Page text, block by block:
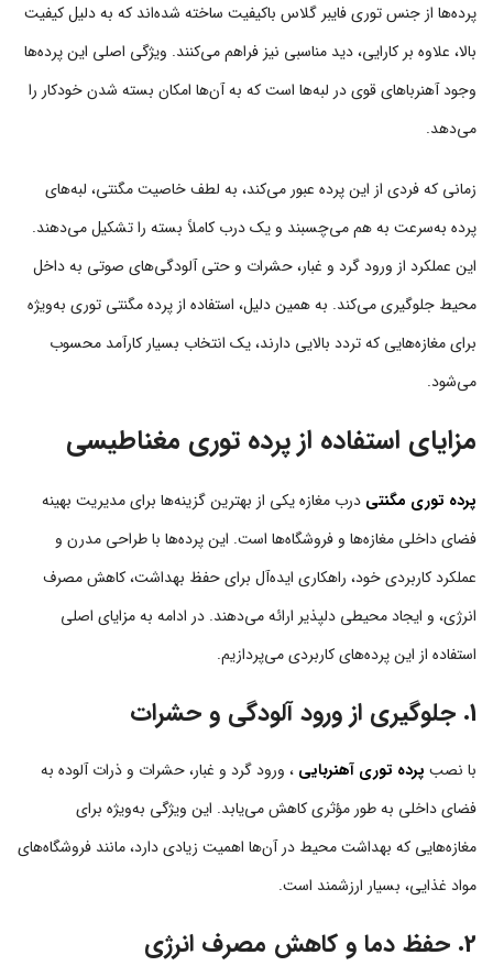
پرده‌ها از جنس توری فایبر گلاس باکیفیت ساخته شده‌اند که به دلیل کیفیت
بالا، علاوه بر کارایی، دید مناسبی نیز فراهم می‌کنند. ویژگی اصلی این پرده‌ها
وجود آهنرباهای قوی در لبه‌ها است که به آن‌ها امکان بسته شدن خودکار را
می‌دهد.
زمانی که فردی از این پرده عبور می‌کند، به لطف خاصیت مگنتی، لبه‌های
پرده به‌سرعت به هم می‌چسبند و یک درب کاملاً بسته را تشکیل می‌دهند.
این عملکرد از ورود گرد و غبار، حشرات و حتی آلودگی‌های صوتی به داخل
محیط جلوگیری می‌کند. به همین دلیل، استفاده از پرده مگنتی توری به‌ویژه
برای مغازه‌هایی که تردد بالایی دارند، یک انتخاب بسیار کارآمد محسوب
می‌شود.
مزایای استفاده از پرده توری مغناطیسی
پرده توری مگنتی درب مغازه یکی از بهترین گزینه‌ها برای مدیریت بهینه
فضای داخلی مغازه‌ها و فروشگاه‌ها است. این پرده‌ها با طراحی مدرن و
عملکرد کاربردی خود، راهکاری ایده‌آل برای حفظ بهداشت، کاهش مصرف
انرژی، و ایجاد محیطی دلپذیر ارائه می‌دهند. در ادامه به مزایای اصلی
استفاده از این پرده‌های کاربردی می‌پردازیم.
1. جلوگیری از ورود آلودگی و حشرات
با نصب پرده توری آهنربایی ، ورود گرد و غبار، حشرات و ذرات آلوده به
فضای داخلی به طور مؤثری کاهش می‌یابد. این ویژگی به‌ویژه برای
مغازه‌هایی که بهداشت محیط در آن‌ها اهمیت زیادی دارد، مانند فروشگاه‌های
مواد غذایی، بسیار ارزشمند است.
2. حفظ دما و کاهش مصرف انرژی